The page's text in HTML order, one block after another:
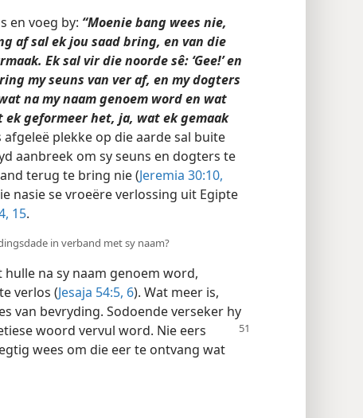
en voeg by: “Moenie bang wees nie,
af sal ek jou saad bring, en van die
Ek sal vir die noorde sê: ‘Gee!’ en
my seuns van ver af, en my dogters
na my naam genoem word en wat
geformeer het, ja, wat ek gemaak
afgeleë plekke op die aarde sal buite
aanbreek om sy seuns en dogters te
terug te bring nie (Jeremia 30:​10,
nasie se vroeëre verlossing uit Egipte
15.
in verband met sy naam?
na sy naam genoem word,
verlos (Jesaja 54:5, 6). Wat meer is,
van bevryding. Sodoende verseker hy
woord vervul word. Nie eers
wees om die eer te ontvang wat